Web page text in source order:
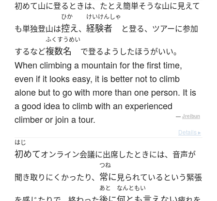
初めて山に登るときは、たとえ簡単そうな山に見えて
も単独登山は
ひか
控え、
けいけんしゃ
経験者 と登る、ツアーに参加
するなど
ふくすうめい
複数名 で登るようしたほうがいい。
When climbing a mountain for the first time,
even if it looks easy, it is better not to climb
alone but to go with more than one person. It is
a good idea to climb with an experienced
climber or join a tour.
— Jreibun
Details ▸
はじ
初めてオンライン会議に出席したときには、音声が
聞き取りにくかったり、
つね
常に見られているという緊張
あと なんともい